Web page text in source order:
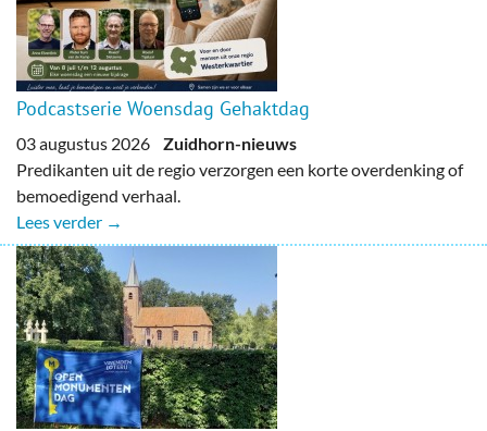
Podcastserie Woensdag Gehaktdag
03 augustus 2026 Zuidhorn-nieuws
Predikanten uit de regio verzorgen een korte overdenking of
bemoedigend verhaal.
Lees verder →